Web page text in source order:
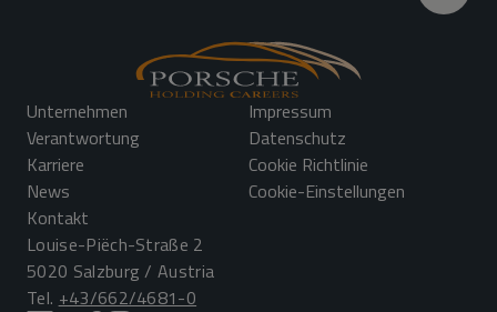
Unternehmen
Verantwortung
Karriere
News
Kontakt
Impressum
Datenschutz
Cookie Richtlinie
Cookie-Einstellungen
Louise-Piëch-Straße 2
5020 Salzburg / Austria
Tel. +43/662/4681-0